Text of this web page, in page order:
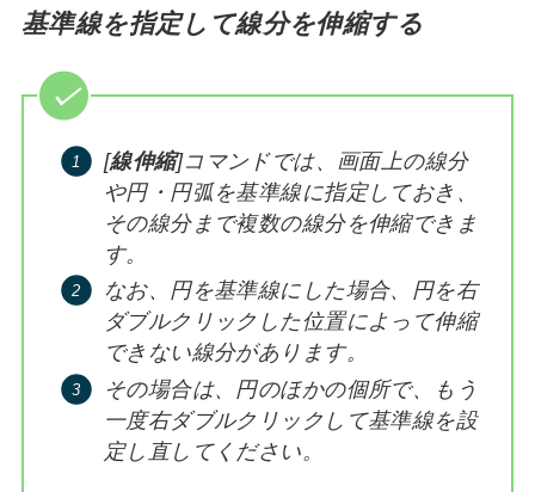
基準線を指定して線分を伸縮する
[線伸縮]コマンドでは、画面上の線分
や円・円弧を基準線に指定しておき、
その線分まで複数の線分を伸縮できま
す。
なお、円を基準線にした場合、円を右
ダブルクリックした位置によって伸縮
できない線分があります。
その場合は、円のほかの個所で、もう
一度右ダブルクリックして基準線を設
定し直してください。